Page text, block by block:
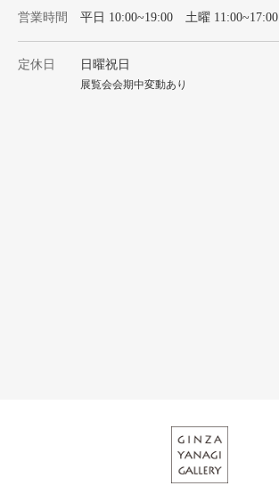
営業時間 平日 10:00~19:00 土曜 11:00~17:00
定休日 日曜祝日
展覧会会期中変動あり